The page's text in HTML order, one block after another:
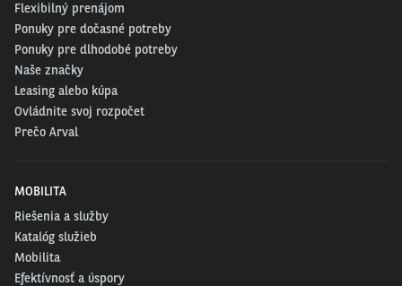
Flexibilný prenájom
Ponuky pre dočasné potreby
Ponuky pre dlhodobé potreby
Naše značky
Leasing alebo kúpa
Ovládnite svoj rozpočet
Prečo Arval
MOBILITA
Riešenia a služby
Katalóg služieb
Mobilita
Efektívnosť a úspory